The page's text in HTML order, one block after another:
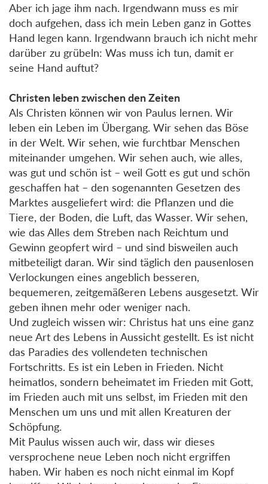
Aber ich jage ihm nach. Irgendwann muss es mir
doch aufgehen, dass ich mein Leben ganz in Gottes
Hand legen kann. Irgendwann brauch ich nicht mehr
darüber zu grübeln: Was muss ich tun, damit er
seine Hand auftut?
Christen leben zwischen den Zeiten
Als Christen können wir von Paulus lernen. Wir
leben ein Leben im Übergang. Wir sehen das Böse
in der Welt. Wir sehen, wie furchtbar Menschen
miteinander umgehen. Wir sehen auch, wie alles,
was gut und schön ist – weil Gott es gut und schön
geschaffen hat – den sogenannten Gesetzen des
Marktes ausgeliefert wird: die Pflanzen und die
Tiere, der Boden, die Luft, das Wasser. Wir sehen,
wie das Alles dem Streben nach Reichtum und
Gewinn geopfert wird – und sind bisweilen auch
mitbeteiligt daran. Wir sind täglich den pausenlosen
Verlockungen eines angeblich besseren,
bequemeren, zeitgemäßeren Lebens ausgesetzt. Wir
geben ihnen mehr oder weniger nach.
Und zugleich wissen wir: Christus hat uns eine ganz
neue Art des Lebens in Aussicht gestellt. Es ist nicht
das Paradies des vollendeten technischen
Fortschritts. Es ist ein Leben in Frieden. Nicht
heimatlos, sondern beheimatet im Frieden mit Gott,
im Frieden auch mit uns selbst, im Frieden mit den
Menschen um uns und mit allen Kreaturen der
Schöpfung.
Mit Paulus wissen auch wir, dass wir dieses
versprochene neue Leben noch nicht ergriffen
haben. Wir haben es noch nicht einmal im Kopf